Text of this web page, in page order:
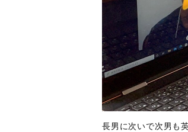
長男に次いで次男も